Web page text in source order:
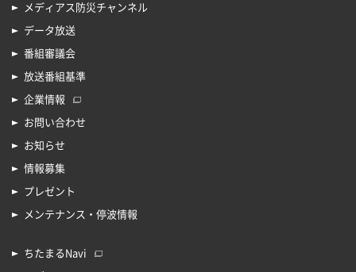
メディアス防災チャンネル
データ放送
番組審議会
放送番組基準
企業情報
お問い合わせ
お知らせ
情報募集
プレゼント
メンテナンス・停波情報
ちたまるNavi